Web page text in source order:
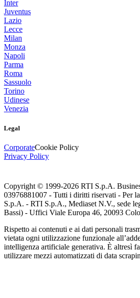
Inter
Juventus
Lazio
Lecce
Milan
Monza
Napoli
Parma
Roma
Sassuolo
Torino
Udinese
Venezia
Legal
CorporateCookie Policy
Privacy Policy
Copyright © 1999-2026 RTI S.p.A.
03976881007 - Tutti i diritti riservati - Per
S.p.A. - RTI S.p.A., Mediaset N.V., sede
Bassi) - Uffici Viale Europa 46, 20093
Rispetto ai contenuti e ai dati personali
vietata ogni utilizzazione funzionale
intelligenza artificiale generativa. È altresì
utilizzare mezzi automatizzati di data